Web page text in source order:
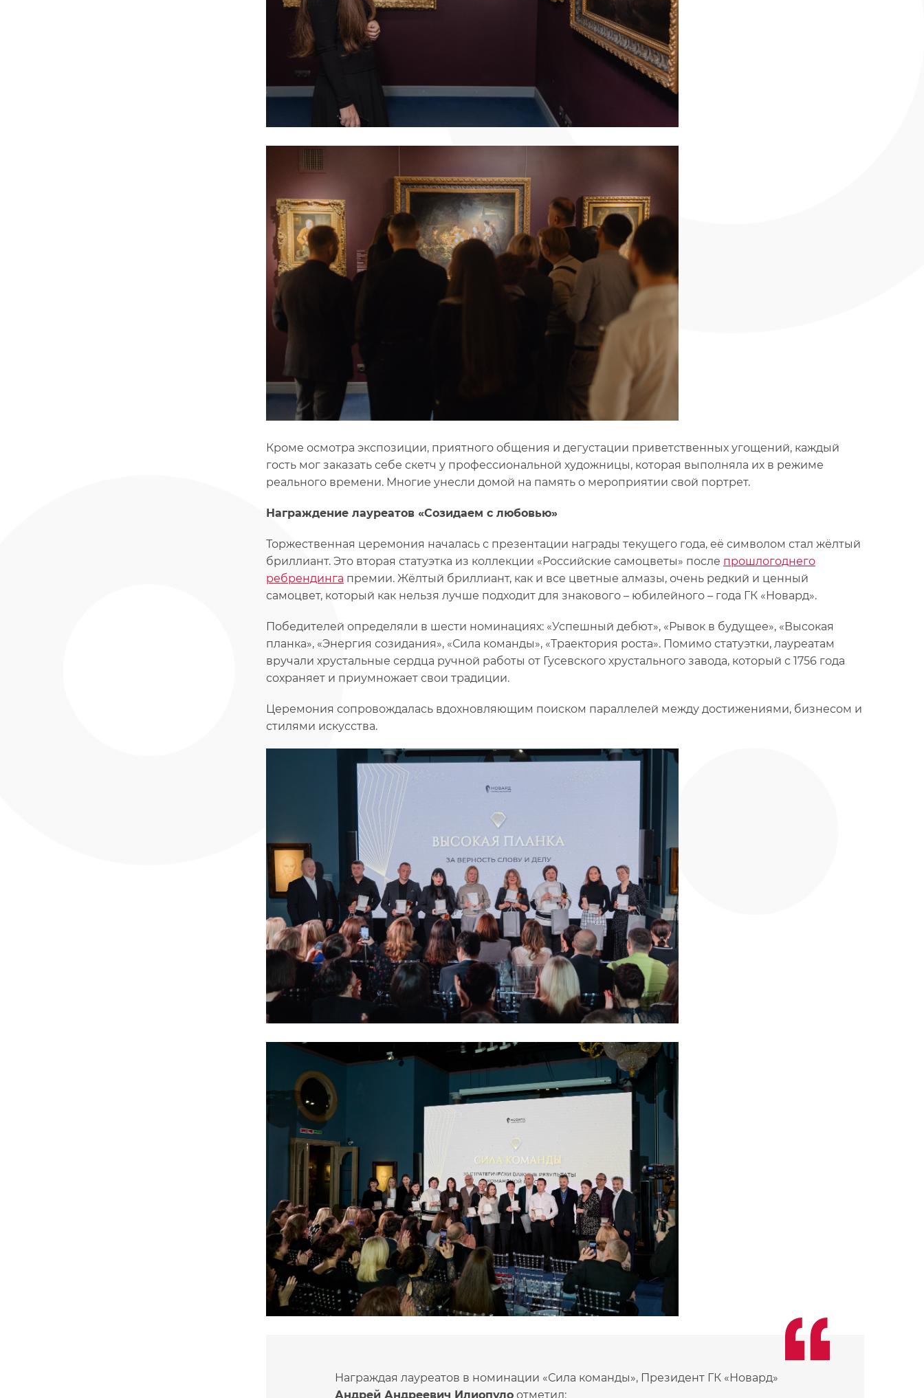
Кроме осмотра экспозиции, приятного общения и дегустации приветственных угощений, каждый
гость мог заказать себе скетч у профессиональной художницы, которая выполняла их в режиме
реального времени. Многие унесли домой на память о мероприятии свой портрет.
Награждение лауреатов «Созидаем с любовью»
Торжественная церемония началась с презентации награды текущего года, её символом стал жёлтый
бриллиант. Это вторая статуэтка из коллекции «Российские самоцветы» после прошлогоднего
ребрендинга премии. Жёлтый бриллиант, как и все цветные алмазы, очень редкий и ценный
самоцвет, который как нельзя лучше подходит для знакового – юбилейного – года ГК «Новард».
Победителей определяли в шести номинациях: «Успешный дебют», «Рывок в будущее», «Высокая
планка», «Энергия созидания», «Сила команды», «Траектория роста». Помимо статуэтки, лауреатам
вручали хрустальные сердца ручной работы от Гусевского хрустального завода, который с 1756 года
сохраняет и приумножает свои традиции.
Церемония сопровождалась вдохновляющим поиском параллелей между достижениями, бизнесом и
стилями искусства.
Награждая лауреатов в номинации «Сила команды», Президент ГК «Новард»
Андрей Андреевич Илиопуло отметил: